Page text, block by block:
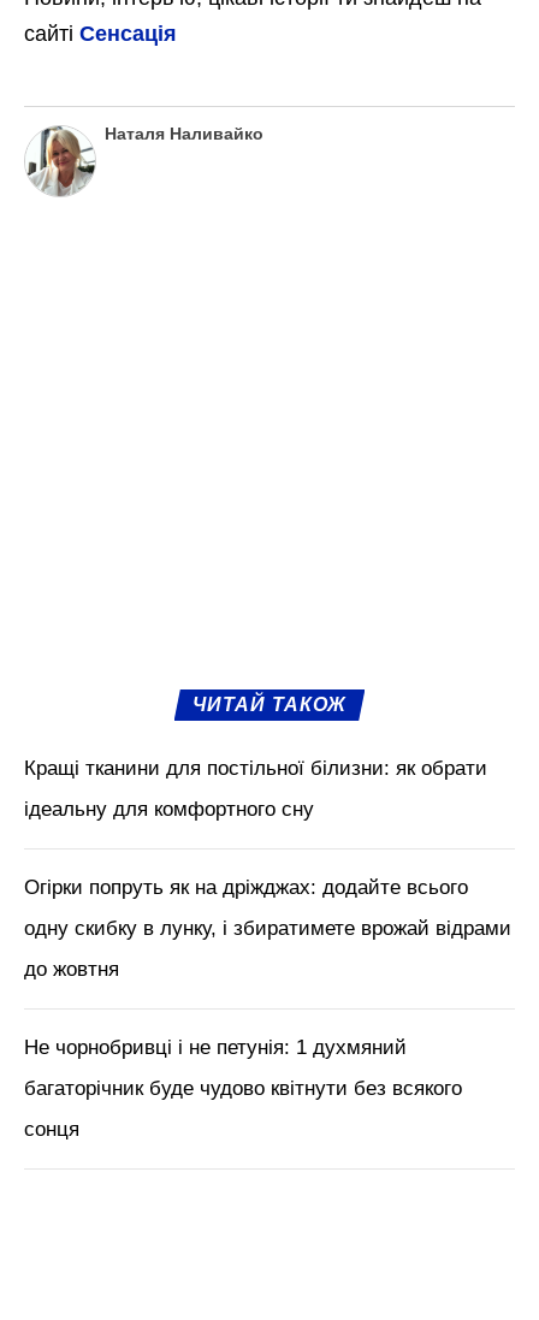
сайті Сенсація
Наталя Наливайко
ЧИТАЙ ТАКОЖ
Кращі тканини для постільної білизни: як обрати
ідеальну для комфортного сну
Огірки попруть як на дріжджах: додайте всього
одну скибку в лунку, і збиратимете врожай відрами
до жовтня
Не чорнобривці і не петунія: 1 духмяний
багаторічник буде чудово квітнути без всякого
сонця